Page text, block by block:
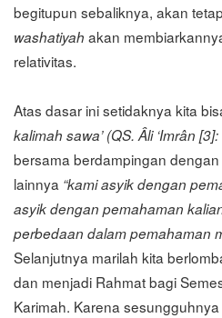
begitupun sebaliknya, akan
washatiyah akan
relativitas.
Atas dasar ini setidaknya kita
kalimah sawa’ (QS. Âli ‘Imrân
bersama berdampingan
lainnya “kami asyik dengan
asyik dengan pemahaman
perbedaan dalam pemahaman
Selanjutnya marilah kita
dan menjadi Rahmat bagi
Karimah. Karena